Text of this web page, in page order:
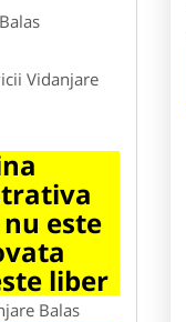
Vidanjare
este
liber
Balas